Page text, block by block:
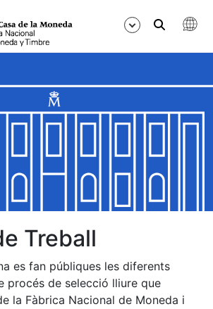
Treball
es fan públiques les diferents
procés de selecció lliure que
la Fàbrica Nacional de Moneda i